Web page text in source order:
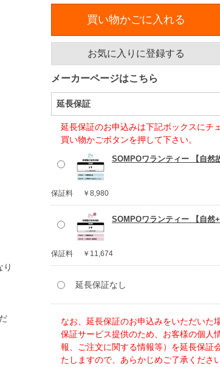
り
買い物かごに入れる
お気に入りに登録する
メーカーページはこちら
延長保証
延長保証のお申込みは下記ボックスにチ
買い物かごボタンを押して下さい。
SOMPOワランティー 【自然
保証料 ￥8,980
SOMPOワランティー 【自然
保証料 ￥11,674
延長保証なし
なお、延長保証のお申込みをいただいた
保証サービス提供のため、お客様の個人
報、ご注文に関する情報等）を延長保証
たしますので、あらかじめご了承ください